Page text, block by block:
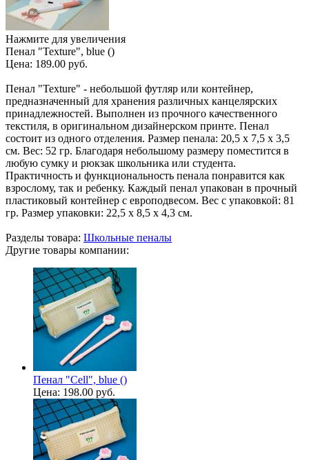
Нажмите для увеличения
Пенал "Texture", blue ()
Цена: 189.00 руб.
Пенал "Texture" - небольшой футляр или контейнер,
предназначенный для хранения различных канцелярских
принадлежностей. Выполнен из прочного качественного
текстиля, в оригинальном дизайнерском принте. Пенал
состоит из одного отделения. Размер пенала: 20,5 х 7,5 х 3,5
см. Вес: 52 гр. Благодаря небольшому размеру поместится в
любую сумку и рюкзак школьника или студента.
Практичность и функциональность пенала понравится как
взрослому, так и ребенку. Каждый пенал упакован в прочный
пластиковый контейнер с европодвесом. Вес с упаковкой: 81
гр. Размер упаковки: 22,5 х 8,5 х 4,3 см.
Разделы товара: Школьные пеналы
Другие товары компании:
Пенал "Cell", blue ()
Цена: 198.00 руб.